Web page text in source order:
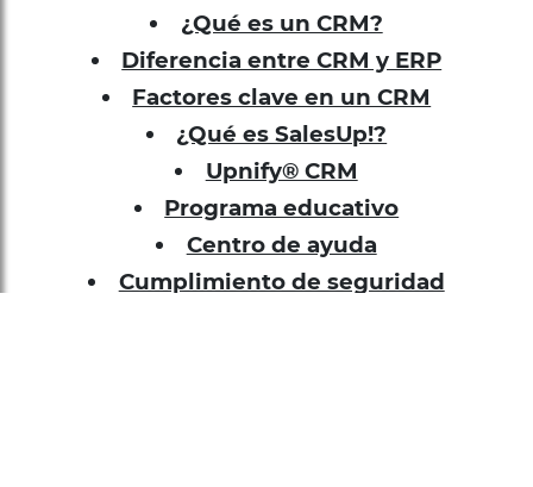
Diferencia entre CRM y ERP
Factores clave en un CRM
¿Qué es SalesUp!?
Upnify® CRM
Programa educativo
Centro de ayuda
Cumplimiento de seguridad
Desarrolladores